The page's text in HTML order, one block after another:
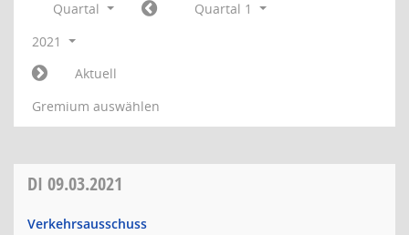
Quartal
Quartal 1
2021
Aktuell
Gremium auswählen
DI 09.03.2021
Verkehrsausschuss